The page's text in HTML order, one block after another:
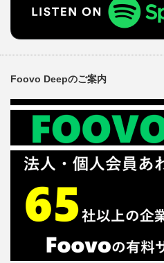
Foovo Deepのご案内